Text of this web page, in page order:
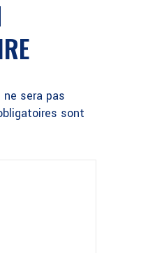
sera pas
sont